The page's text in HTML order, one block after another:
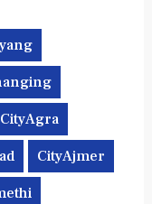
CityAgra
CityAjmer